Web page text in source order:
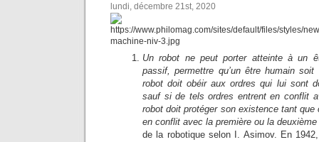
lundi, décembre 21st, 2020
Un robot ne peut porter atteinte à un
passif, permettre qu’un être humain soit
robot doit obéir aux ordres qui lui sont
sauf si de tels ordres entrent en conflit
robot doit protéger son existence tant que
en conflit avec la première ou la
de la robotique selon I. Asimov. En